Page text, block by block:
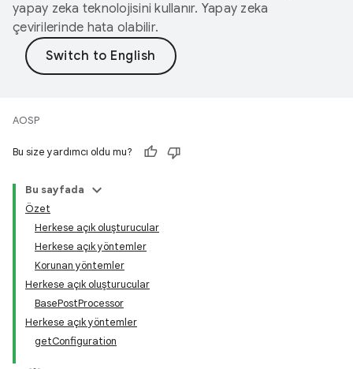
yapay zeka teknolojisini kullanır. Yapay zeka
çevirilerinde hata olabilir.
AOSP
Bu size yardımcı oldu mu?
Bu sayfada
Özet
Herkese açık oluşturucular
Herkese açık yöntemler
Korunan yöntemler
Herkese açık oluşturucular
BasePostProcessor
Herkese açık yöntemler
getConfiguration